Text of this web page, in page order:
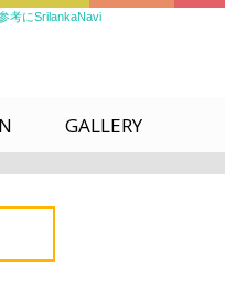
考にSrilankaNavi
GALLERY